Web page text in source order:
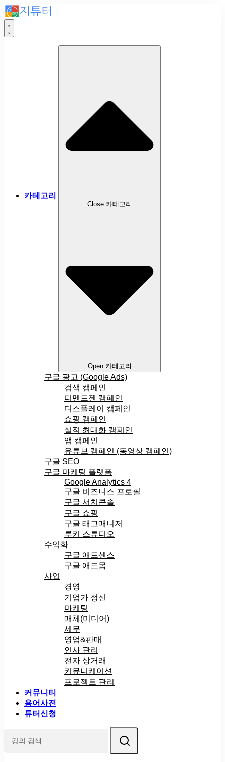
카테고리
Close 카테고리
Open 카테고리
구글 광고 (Google Ads)
검색 캠페인
디멘드젠 캠페인
디스플레이 캠페인
쇼핑 캠페인
실적 최대화 캠페인
앱 캠페인
유튜브 캠페인 (동영상 캠페인)
구글 SEO
구글 마케팅 플랫폼
Google Analytics 4
구글 비즈니스 프로필
구글 서치콘솔
구글 쇼핑
구글 태그매니저
루커 스튜디오
수익화
구글 애드센스
구글 애드몹
사업
경영
기업가 정신
마케팅
매체(미디어)
세무
영업&판매
인사 관리
전자 상거래
커뮤니케이션
프로젝트 관리
커뮤니티
용어사전
튜터신청